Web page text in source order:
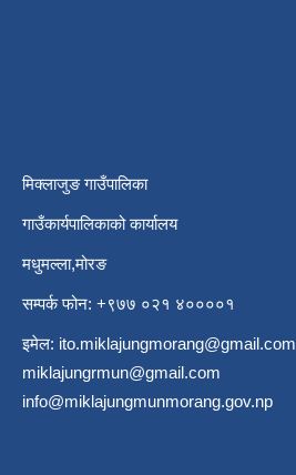
मिक्लाजुङ गाउँपालिका
गाउँकार्यपालिकाको कार्यालय
मधुमल्ला,मोरङ
सम्पर्क फोन: +९७७ ०२१ ४००००१
इमेल: ito.miklajungmorang@gmail.com
miklajungrmun@gmail.com
info@miklajungmunmorang.gov.np